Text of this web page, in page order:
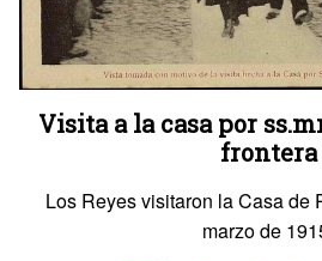
Visita a la casa por
frontera
Los Reyes visitaron la Casa de
marzo de